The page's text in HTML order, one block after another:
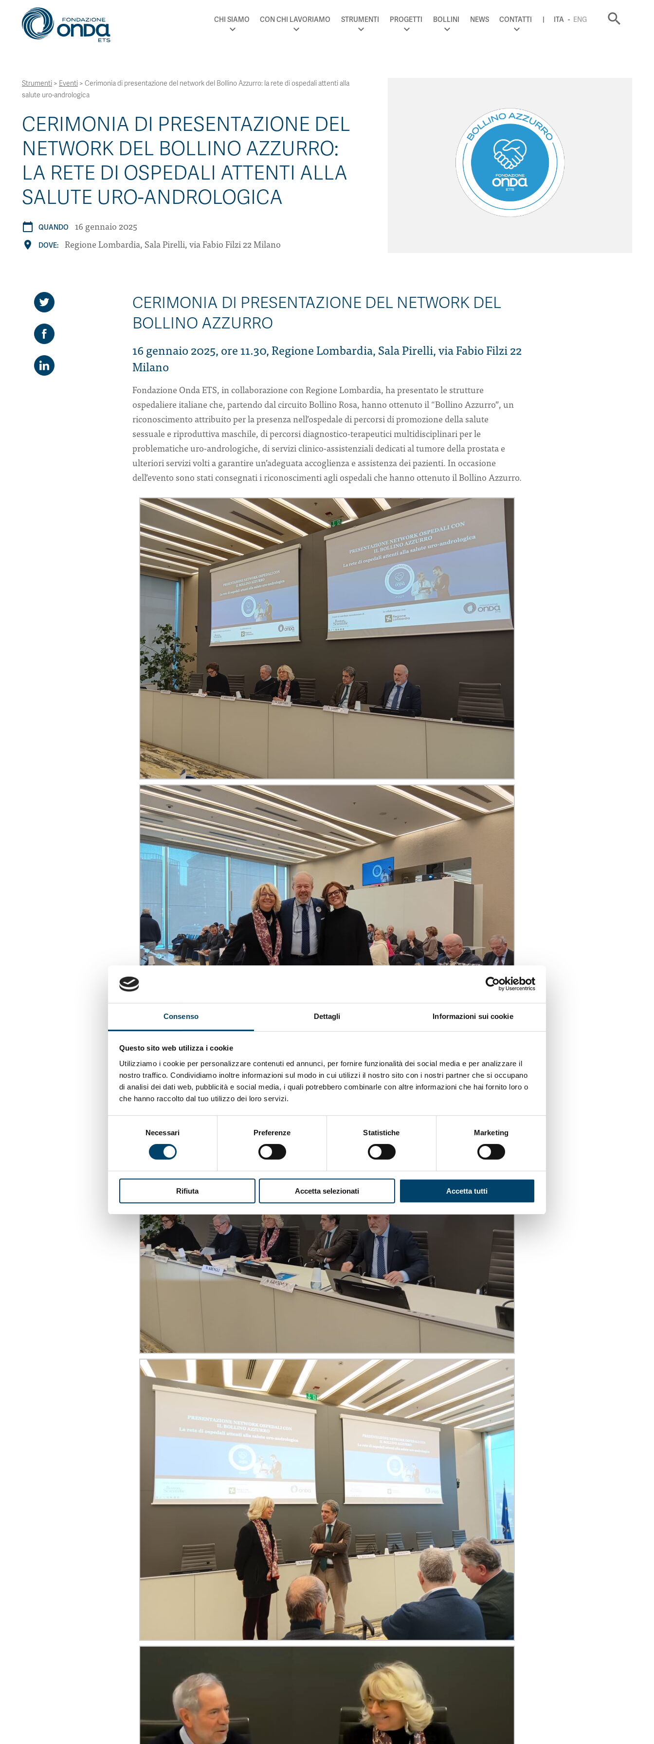
Consenso Dettagli Informazioni sui cookie
Questo sito web utilizza i cookie
Utilizziamo i cookie per personalizzare contenuti ed annunci, per fornire funzionalità dei social media e per analizzare il
nostro traffico. Condividiamo inoltre informazioni sul modo in cui utilizzi il nostro sito con i nostri partner che si occupano
di analisi dei dati web, pubblicità e social media, i quali potrebbero combinarle con altre informazioni che hai fornito loro o
che hanno raccolto dal tuo utilizzo dei loro servizi.
Necessari Preferenze Statistiche Marketing
Rifiuta Accetta selezionati Accetta tutti
CHI SIAMO CON CHI LAVORIAMO STRUMENTI PROGETTI BOLLINI NEWS CONTATTI ITA ENG search
Strumenti > Eventi > Cerimonia di presentazione del network del Bollino Azzurro: la rete di ospedali attenti alla
salute uro-andrologica
CERIMONIA DI PRESENTAZIONE DEL
NETWORK DEL BOLLINO AZZURRO:
LA RETE DI OSPEDALI ATTENTI ALLA
SALUTE URO-ANDROLOGICA
calendar_today QUANDO 16 gennaio 2025
place DOVE: Regione Lombardia, Sala Pirelli, via Fabio Filzi 22 Milano
CERIMONIA DI PRESENTAZIONE DEL NETWORK DEL
BOLLINO AZZURRO
16 gennaio 2025, ore 11.30, Regione Lombardia, Sala Pirelli, via Fabio Filzi 22
Milano
Fondazione Onda ETS, in collaborazione con Regione Lombardia, ha presentato le strutture
ospedaliere italiane che, partendo dal circuito Bollino Rosa, hanno ottenuto il “Bollino Azzurro”, un
riconoscimento attribuito per la presenza nell’ospedale di percorsi di promozione della salute
sessuale e riproduttiva maschile, di percorsi diagnostico-terapeutici multidisciplinari per le
problematiche uro-andrologiche, di servizi clinico-assistenziali dedicati al tumore della prostata e
ulteriori servizi volti a garantire un’adeguata accoglienza e assistenza dei pazienti. In occasione
dell’evento sono stati consegnati i riconoscimenti agli ospedali che hanno ottenuto il Bollino Azzurro.